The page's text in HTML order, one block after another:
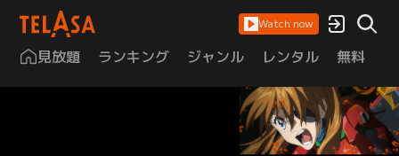
Watch now
見放題 ランキング ジャンル レンタル 無料